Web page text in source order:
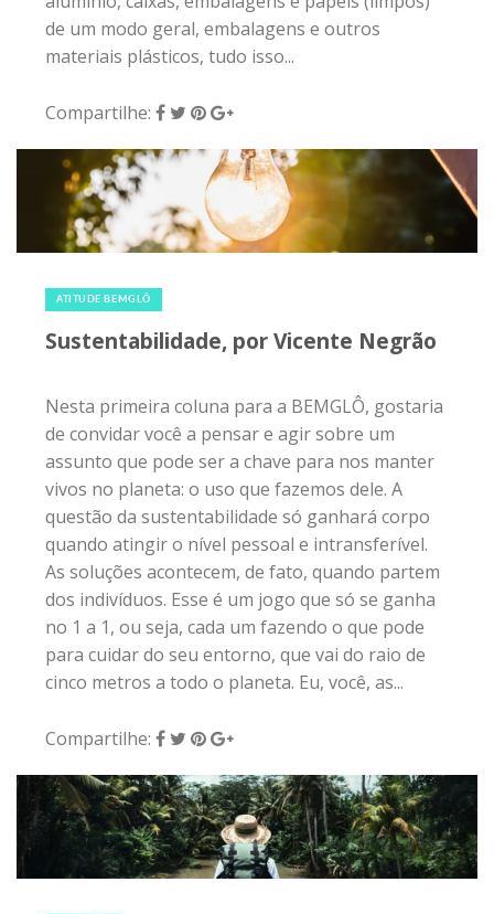
ATITUDE BEMGLÔ
Sustentabilidade, por Vicente Negrão
Nesta primeira coluna para a BEMGLÔ, gostaria
assunto que pode ser a chave para nos manter
vivos no planeta: o uso que fazemos dele. A
questão da sustentabilidade só ganhará corpo
quando atingir o nível pessoal e intransferível.
dos indivíduos. Esse é um jogo que só se ganha
no 1 a 1, ou seja, cada um fazendo o que pode
para cuidar do seu entorno, que vai do raio de
cinco metros a todo o planeta. Eu, você, as...
Compartilhe:
18 de agosto de 2016 | 0
VIAJANDO
Turismo sustentável
O turismo sustentável acontece quando você
positiva. Pode ser ajudando a proteger o meio
ambiente, a cultura local e suas tradições. Hoje,
a gente fala um pouco sobre como você pode
praticar isso enquanto viaja. Como praticar o